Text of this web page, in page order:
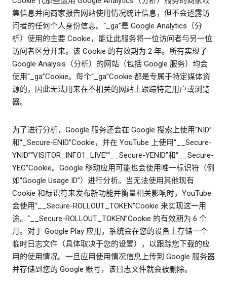
集信息并向商家报告网站使用情况统计信息，但不会透露访
问者的任何个人身份信息。“_ga”是 Google Analytics（分
析）使用的主要 Cookie，能让此服务将一位访问者与另一位
访问者区分开来。该 Cookie 的有效期为 2 年。所有实现了
Google Analysis（分析）的网站（包括 Google 服务）均会
使用“_ga”Cookie。每个“_ga”Cookie 都是专属于特定媒体资
源的，因此无法用来在不相关的网站上跟踪特定用户或浏览
器。
为了进行分析，Google 服务还会在 Google 搜索上使用“NID”
和“_Secure-ENID”Cookie，并在 YouTube 上使用“__Secure-
YNID”“VISITOR_INFO1_LIVE”“__Secure-YENID”和“__Secure-
YEC”Cookie。Google 移动应用可能也会使用唯一标识符（例
如“Google Usage ID”）进行分析。当无法使用其他现有
Cookie 和标识符来发布新功能并衡量相关影响时，YouTube
会使用“__Secure-ROLLOUT_TOKEN”Cookie 来实现这一用
途。“__Secure-ROLLOUT_TOKEN”Cookie 的有效期为 6 个
月。对于 Google Play 应用，系统会在您的设备上存储一个
临时日志文件（具体取决于您的设置），以跟踪您下载的应
用的使用情况。一旦应用使用情况信息上传到 Google 服务器
并存储到您的 Google 账号，该日志文件就会被删除。